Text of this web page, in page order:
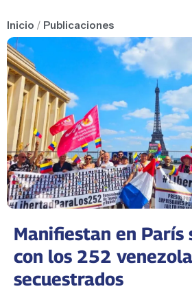
Inicio / Publicaciones
Manifiestan en París
con los 252
secuestrados